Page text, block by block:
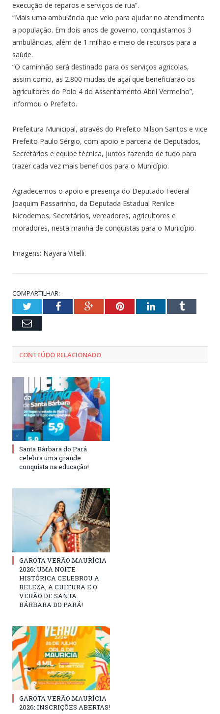
execução de reparos e serviços de rua”.
“Mais uma ambulância que veio para ajudar no atendimento
a população. Em dois anos de governo, conquistamos 3
ambulâncias, além de 1 milhão e meio de recursos para a
saúde.
“O caminhão será destinado para os serviços agricolas,
assim como, as 2.800 mudas de açaí que beneficiarão os
agricultores do Polo 4 do Assentamento Abril Vermelho”,
informou o Prefeito.
Prefeitura Municipal, através do Prefeito Nilson Santos e vice
Prefeito Paulo Sérgio, com apoio e parceria de Deputados,
Secretários e equipe técnica, juntos fazendo de tudo para
trazer cada vez mais beneficios para o Município.
Agradecemos o apoio e presença do Deputado Federal
Joaquim Passarinho, da Deputada Estadual Renilce
Nicodemos, Secretários, vereadores, agricultores e
moradores, nesta manhã de conquistas para o Município.
Imagens: Nayara Vitelli.
COMPARTILHAR:
TwitterFacebookGoogle+PinterestLinkedInTumblr
Email
CONTEÚDO RELACIONADO
Santa Bárbara do Pará
celebra uma grande
conquista na educação!
GAROTA VERÃO MAURÍCIA
2026: UMA NOITE
HISTÓRICA CELEBROU A
BELEZA, A CULTURA E O
VERÃO DE SANTA
BÁRBARA DO PARÁ!
GAROTA VERÃO MAURÍCIA
2026: INSCRIÇÕES ABERTAS!